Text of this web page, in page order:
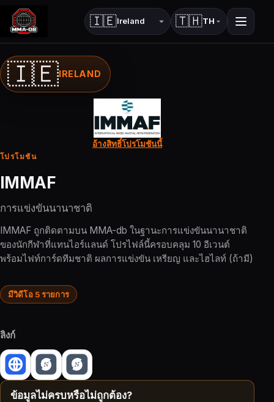
🇮🇪ประเทศ 🇹🇭TH
ภาษา
🇮🇪IRELAND
โปรโมชัน
IMMAF
การแข่งขันนานาชาติ
IMMAF ถูกติดตามบน MMA-db ในฐานะการแข่งขันนานาชาติ
ของนักกีฬาที่แทนไอร์แลนด์ โปรไฟล์นี้ครอบคลุม 10 อีเวนต์
พร้อมไฟท์การ์ดทีมชาติ ผลการแข่งขัน เหรียญ และไฮไลท์ (ถ้ามี)
อ้างสิทธิ์โปรโมชันนี้
มีวิดีโอ 5 รายการ
ลิงก์
ข้อมูลไม่ครบหรือไม่ถูกต้อง?